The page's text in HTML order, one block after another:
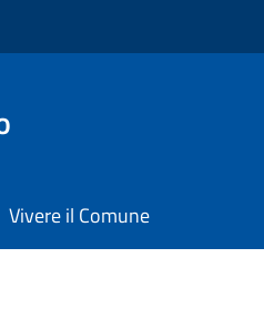
Vivere il Comune